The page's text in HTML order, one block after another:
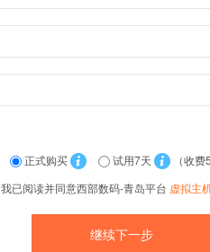
正式购买 试用7天
（收费
我已阅读并同意西部数码-青岛平台 虚拟主